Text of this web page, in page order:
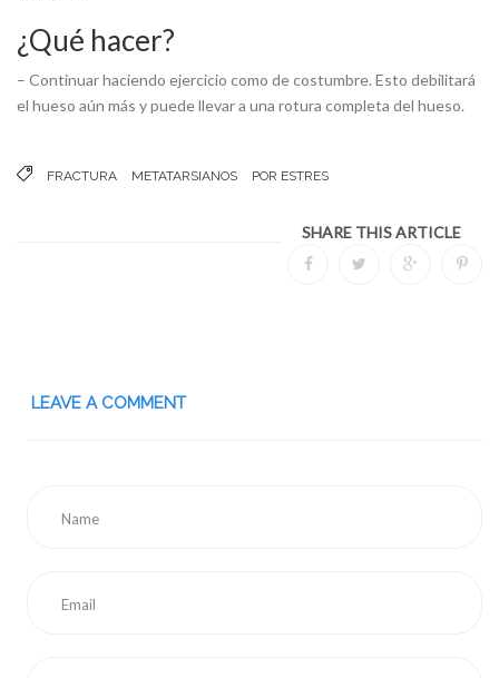
¿Qué hacer?
– Continuar haciendo ejercicio como de costumbre. Esto debilitará
el hueso aún más y puede llevar a una rotura completa del hueso.
FRACTURA METATARSIANOS POR ESTRES
SHARE THIS ARTICLE
LEAVE A COMMENT